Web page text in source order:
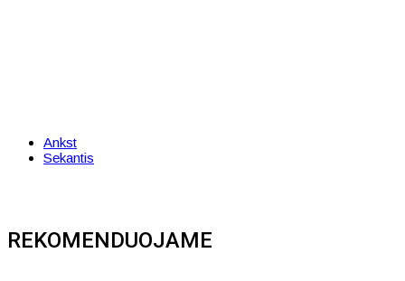
Ankst
Sekantis
REKOMENDUOJAME